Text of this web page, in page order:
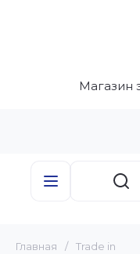
Магазин
Главная / Trade in